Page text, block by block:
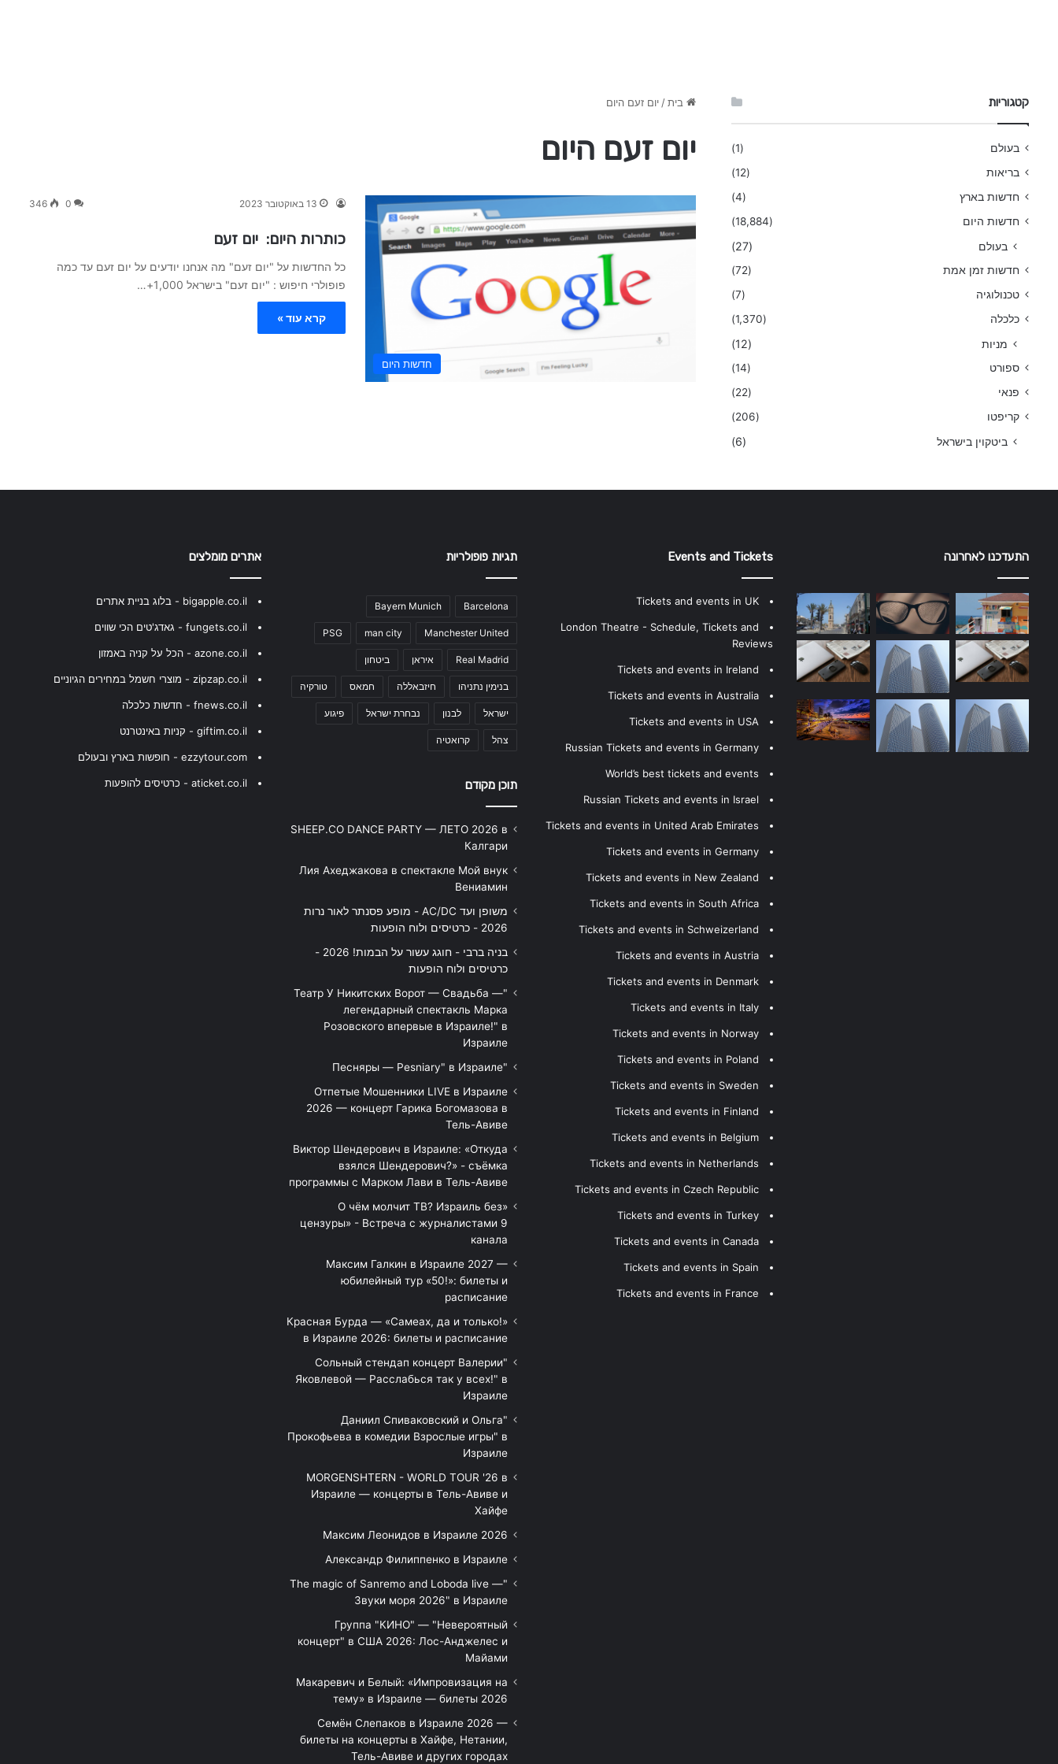
בית / יום זעם היום
יום זעם היום
חדשות היום
13 באוקטובר 2023 0
346
כותרות היום: יום זעם
כל החדשות על "יום זעם" מה אנחנו יודעים על יום זעם עד כמה
פופולרי חיפוש : "יום זעם" בישראל 1,000+…
קרא עוד »
קטגוריות
בעולם
(1)
בריאות
(12)
חדשות בארץ
(4)
חדשות היום
(18,884)
בעולם (27)
חדשות זמן אמת
(72)
טכנולוגיה
(7)
כלכלה
(1,370)
מניות (12)
ספורט
(14)
פנאי
(22)
קריפטו
(206)
ביטקוין בישראל (6)
התעדכנו לאחרונה Events and Tickets
Tickets and events in UK
London Theatre - Schedule, Tickets and
Reviews
Tickets and events in Ireland
Tickets and events in Australia
Tickets and events in USA
Russian Tickets and events in Germany
World’s best tickets and events
Russian Tickets and events in Israel
Tickets and events in United Arab Emirates
Tickets and events in Germany
Tickets and events in New Zealand
Tickets and events in South Africa
Tickets and events in Schweizerland
Tickets and events in Austria
Tickets and events in Denmark
Tickets and events in Italy
Tickets and events in Norway
Tickets and events in Poland
Tickets and events in Sweden
Tickets and events in Finland
Tickets and events in Belgium
Tickets and events in Netherlands
Tickets and events in Czech Republic
Tickets and events in Turkey
Tickets and events in Canada
Tickets and events in Spain
Tickets and events in France
תגיות פופולריות
Barcelona
Bayern Munich
Manchester United
man city
PSG
Real Madrid איראן ביטחון
בנימין נתניהו חיזבאללה חמאס טורקיה
ישראל לבנון נבחרת ישראל פיגוע
צהל קרואטיה
תוכן מקודם
SHEEP.CO DANCE PARTY — ЛЕТО 2026 в
Калгари
Лия Ахеджакова в спектакле Мой внук
Вениамин
משופן ועד AC/DC - מופע פסנתר לאור נרות
2026 - כרטיסים ולוח הופעות
בניה ברבי - חוגג עשור על הבמות! 2026 -
כרטיסים ולוח הופעות
"Театр У Никитских Ворот — Свадьба —
легендарный спектакль Марка
Розовского впервые в Израиле!" в
Израиле
"Песняры — Pesniary" в Израиле
Отпетые Мошенники LIVE в Израиле
2026 — концерт Гарика Богомазова в
Тель-Авиве
Виктор Шендерович в Израиле: «Откуда
взялся Шендерович?» - съёмка
программы с Марком Лави в Тель-Авиве
«О чём молчит ТВ? Израиль без
цензуры» - Встреча с журналистами 9
канала
Максим Галкин в Израиле 2027 —
юбилейный тур «50!»: билеты и
расписание
Красная Бурда — «Самеах, да и только!»
в Израиле 2026: билеты и расписание
"Сольный стендап концерт Валерии
Яковлевой — Расслабься так у всех!" в
Израиле
"Даниил Спиваковский и Ольга
Прокофьева в комедии Взрослые игры" в
Израиле
MORGENSHTERN - WORLD TOUR '26 в
Израиле — концерты в Тель-Авиве и
Хайфе
Максим Леонидов в Израиле 2026
Александр Филиппенко в Израиле
"The magic of Sanremo and Loboda live —
Звуки моря 2026" в Израиле
Группа "КИНО" — "Невероятный
концерт" в США 2026: Лос-Анджелес и
Майами
Макаревич и Белый: «Импровизация на
тему» в Израиле — билеты 2026
Семён Слепаков в Израиле 2026 —
билеты на концерты в Хайфе, Нетании,
Тель-Авиве и других городах
אתרים מומלצים
bigapple.co.il - בלוג בניית אתרים
fungets.co.il - גאדג'טים הכי שווים
azone.co.il - הכל על קניה באמזון
zipzap.co.il - מוצרי חשמל במחירים הגיוניים
fnews.co.il - חדשות כלכלה
giftim.co.il - קניות באינטרנט
ezzytour.com - חופשות בארץ ובעולם
aticket.co.il - כרטיסים להופעות